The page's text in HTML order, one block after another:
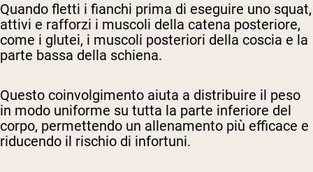
Quando fletti i fianchi prima di eseguire uno squat,
attivi e rafforzi i muscoli della catena posteriore,
come i glutei, i muscoli posteriori della coscia e la
parte bassa della schiena.
Questo coinvolgimento aiuta a distribuire il peso
in modo uniforme su tutta la parte inferiore del
corpo, permettendo un allenamento più efficace e
riducendo il rischio di infortuni.